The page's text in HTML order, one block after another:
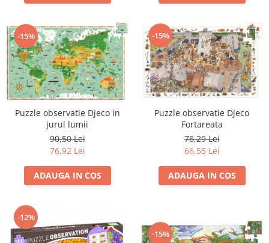
-15%
Puzzle observatie Djeco in
jurul lumii
90,50 Lei
76,92 Lei
ADAUGA IN COS
-15%
Puzzle observatie Djeco
Fortareata
78,29 Lei
66,55 Lei
ADAUGA IN COS
-12%
-15%